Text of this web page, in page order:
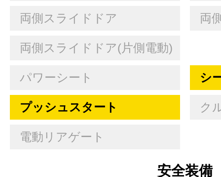
両側スライドドア 両
両側スライドドア(片側電動)
パワーシート シ
プッシュスタート ク
電動リアゲート
安全装備